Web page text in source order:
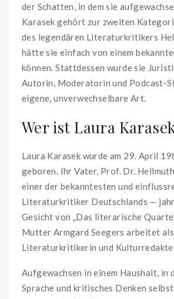
der Schatten, in dem sie
Karasek gehört zur zweiten
des legendären Literaturkritikers
hätte sie einfach von einem
können. Stattdessen wurde sie
Autorin, Moderatorin und Podcast-
eigene, unverwechselbare Art.
Wer ist Laura
Laura Karasek wurde am 29. April
geboren. Ihr Vater, Prof. Dr.
einer der bekanntesten und
Literaturkritiker Deutschlands —
Gesicht von „Das literarische
Mutter Armgard Seegers arbeitet als
Literaturkritikerin und
Aufgewachsen in einem Haushalt, in
Sprache und kritisches Denken